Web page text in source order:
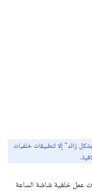
زائد" إلا لتطبيقات خلفيات
عمل خلفية شاشة الساعة